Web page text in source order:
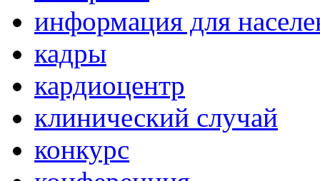
информация для
кадры
кардиоцентр
клинический случай
конкурс